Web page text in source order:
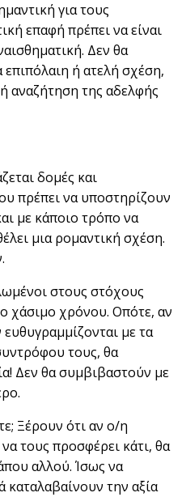
για τους
επαφή πρέπει να είναι
Δεν θα
ή ατελή σχέση,
αναζήτηση της αδελφής
δομές και
πρέπει να υποστηρίζουν
με κάποιο τρόπο να
μια ρομαντική σχέση.
στους στόχους
χάσιμο χρόνου. Οπότε, αν
με τα
τους, θα
Δεν θα συμβιβαστούν με
Ξέρουν ότι αν ο/η
τους προσφέρει κάτι, θα
αλλού. Ίσως να
καταλαβαίνουν την αξία